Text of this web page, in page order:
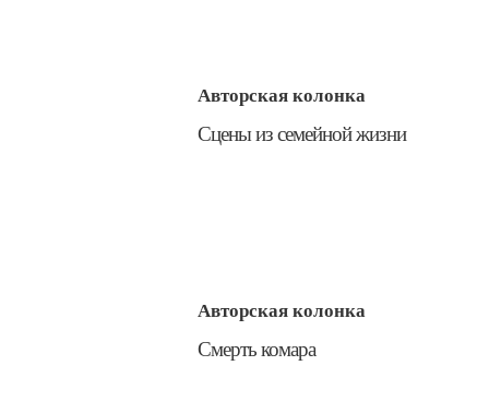
Авторская колонка
​Сцены из семейной жизни
Авторская колонка
​Смерть комара